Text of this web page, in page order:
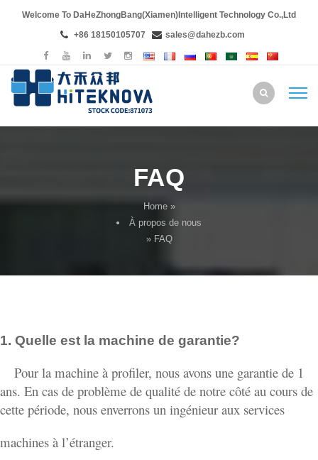
Welcome To DaHeZhongBang(Xiamen)Intelligent Technology Co.,Ltd
+86 18150105707
sales@dahezb.com
FAQ
Home»
À propos de nous
» FAQ
1. Quelle est la machine de garantie?
Pour la machine à profiler, nous avons une garantie de 1
ans. En cas de problème de qualité de notre côté au cours de
cette période, nous enverrons un ingénieur aux services
machines à l’étranger.